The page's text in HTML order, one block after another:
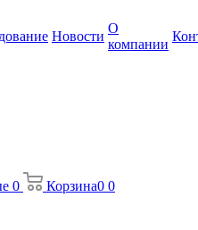
Новости
О
компании
0 Корзина0 0